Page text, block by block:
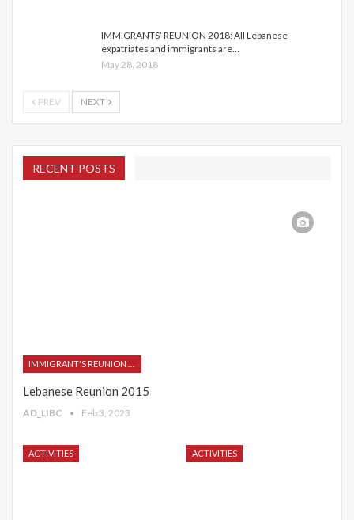
IMMIGRANTS’ REUNION 2018: All Lebanese
expatriates and immigrants are…
May 28, 2018
PREV NEXT
RECENT POSTS
Lebanese Reunion 2015
AD_LIBC Feb 3, 2023
ACTIVITIES ACTIVITIES